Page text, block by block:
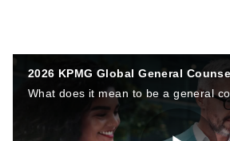
2026 KPMG Global General
What does it mean to be a general